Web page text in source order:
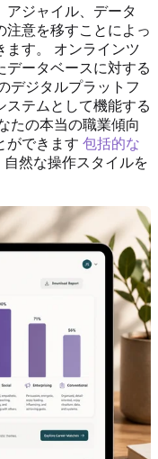
アジャイル、データ
注意を移すことによっ
ます。 オンラインツ
データベースに対する
デジタルプラットフ
ステムとして機能する
たの本当の職業傾向
ができます 包括的な
然な操作スタイルを